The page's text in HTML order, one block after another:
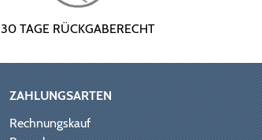
30 TAGE RÜCKGABERECHT
ZAHLUNGSARTEN
Rechnungskauf